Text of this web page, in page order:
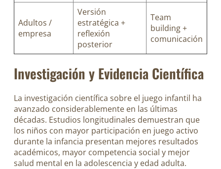
Adultos /
empresa
Versión
estratégica +
reflexión
posterior
Team
building +
comunicación
Investigación y Evidencia Científica
La investigación científica sobre el juego infantil ha
avanzado considerablemente en las últimas
décadas. Estudios longitudinales demuestran que
los niños con mayor participación en juego activo
durante la infancia presentan mejores resultados
académicos, mayor competencia social y mejor
salud mental en la adolescencia y edad adulta.